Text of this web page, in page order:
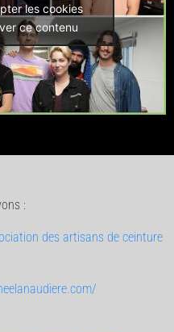
les cookies
ce contenu
:
des artisans de ceinture